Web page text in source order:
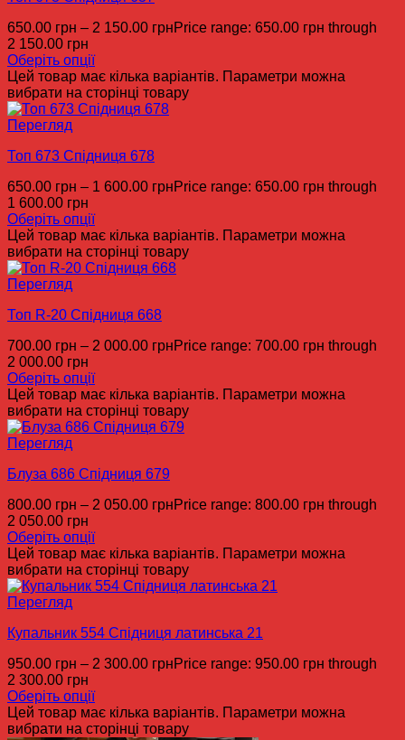
650.00 грн – 2 150.00 грнPrice range: 650.00 грн through
2 150.00 грн
Оберіть опції
Цей товар має кілька варіантів. Параметри можна
вибрати на сторінці товару
Перегляд
Топ 673 Спідниця 678
650.00 грн – 1 600.00 грнPrice range: 650.00 грн through
1 600.00 грн
Оберіть опції
Цей товар має кілька варіантів. Параметри можна
вибрати на сторінці товару
Перегляд
Топ R-20 Спідниця 668
700.00 грн – 2 000.00 грнPrice range: 700.00 грн through
2 000.00 грн
Оберіть опції
Цей товар має кілька варіантів. Параметри можна
вибрати на сторінці товару
Перегляд
Блуза 686 Спідниця 679
800.00 грн – 2 050.00 грнPrice range: 800.00 грн through
2 050.00 грн
Оберіть опції
Цей товар має кілька варіантів. Параметри можна
вибрати на сторінці товару
Перегляд
Купальник 554 Спідниця латинська 21
950.00 грн – 2 300.00 грнPrice range: 950.00 грн through
2 300.00 грн
Оберіть опції
Цей товар має кілька варіантів. Параметри можна
вибрати на сторінці товару